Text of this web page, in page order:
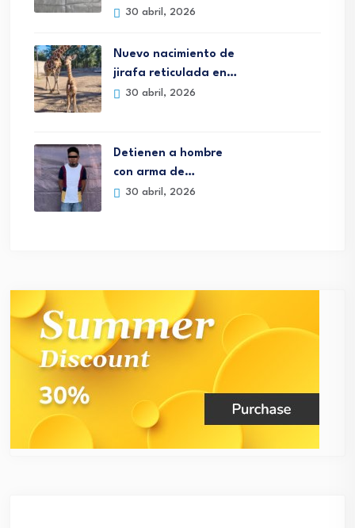
30 abril, 2026
Nuevo nacimiento de
jirafa reticulada en…
30 abril, 2026
Detienen a hombre
con arma de…
30 abril, 2026